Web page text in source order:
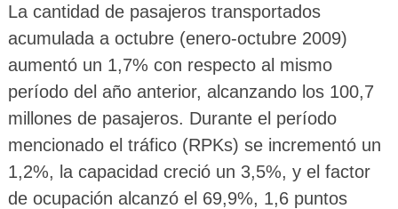
La cantidad de pasajeros transportados
acumulada a octubre (enero-octubre 2009)
aumentó un 1,7% con respecto al mismo
período del año anterior, alcanzando los 100,7
millones de pasajeros. Durante el período
mencionado el tráfico (RPKs) se incrementó un
1,2%, la capacidad creció un 3,5%, y el factor
de ocupación alcanzó el 69,9%, 1,6 puntos